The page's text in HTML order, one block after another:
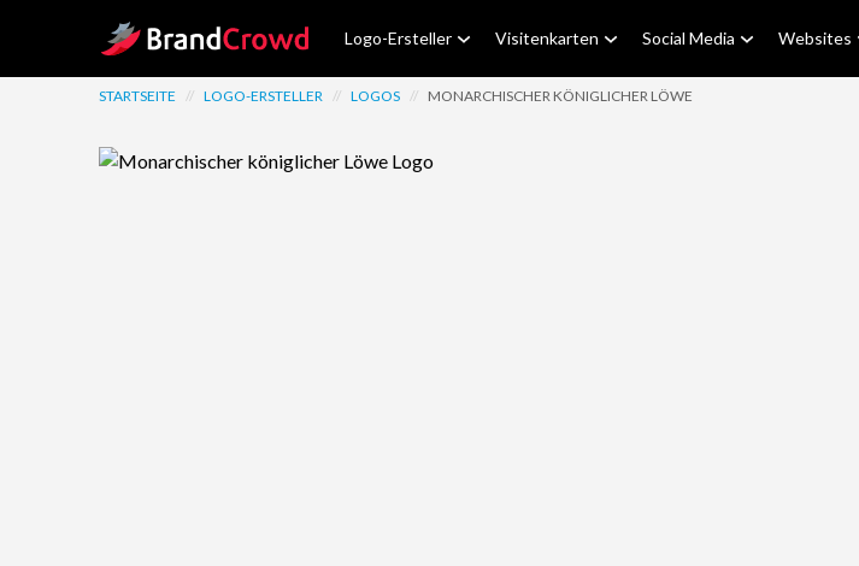
Site Logo Logo-Ersteller Visitenkarten Social Media Websites
STARTSEITE // LOGO-ERSTELLER // LOGOS // MONARCHISCHER KÖNIGLICHER LÖWE